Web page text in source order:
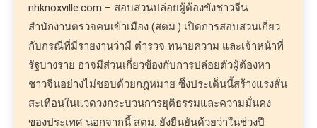
nhknoxville.com – สอบสวนปล่อยผู้ต้องขังชาวจีน
สำนักงานตรวจคนเข้าเมือง (สตม.) เปิดการสอบสวนเกี่ยว
กับกรณีที่มีรายงานว่ามี ตำรวจ ทนายความ และเจ้าหน้าที่
รัฐบางราย อาจมีส่วนเกี่ยวข้องกับการปล่อยตัวผู้ต้องหา
ชาวจีนอย่างไม่ชอบด้วยกฎหมาย ซึ่งประเด็นนี้สร้างแรงสั่น
สะเทือนในแวดวงกระบวนการยุติธรรมและความมั่นคง
ของประเทศ นอกจากนี้ สตม. ยังยืนยันด้วยว่าในช่วงปี